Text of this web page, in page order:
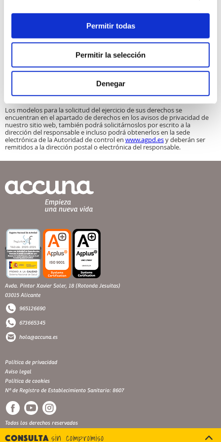
Permitir todas
Permitir la selección
Denegar
efectúe por medios automatizados, Usted tendrá derecho a
de sus datos, es decir, a que se le entreguen en formato
estructurado, de uso común y lectura mecánica, incluso a remitírselos a
un nuevo responsable.
Cualquier interesado podrá
presentar una reclamación
Autoridad de Control competente en materia de Protección de Datos,
especialmente cuando no haya obtenido satisfacción en el ejercicio de
sus derechos y la forma de ponerse en contacto con ella sería dirigir un
escrito a Agencia Española de Protección de Datos Personales en
C/Jorge Juan n.º 6, 28001 Madrid o a través de su sede electrónica
enwww.agpd.es
Los modelos para la solicitud del ejercicio de sus derechos se
encuentran en el apartado de derechos en los avisos de privacidad de
nuestro sitio web, también podrá solicitárnoslos por escrito a la
dirección del responsable e incluso podrá obtenerlos en la sede
electrónica de la Autoridad de control en www.agpd.esy deberán ser
remitidos a la dirección postal o electrónica del responsable.
Consulta sin compromiso
Avda. Pintor Xavier Soler, 18 (Rotonda Jesuitas)
03015 Alicante
965126690
673665345
hola@accuna.es
Política de privacidad
Aviso legal
Política de cookies
Nº de Registro de Establecimiento Sanitario: 8607
Todos los derechos reservados